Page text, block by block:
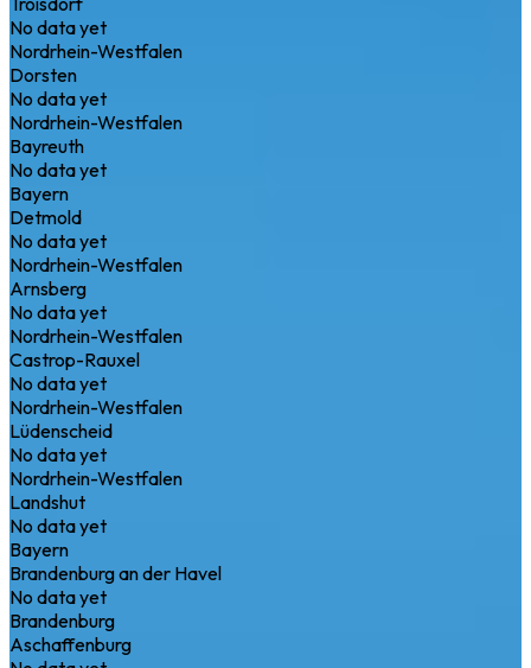
No data yet
Nordrhein-Westfalen
Dorsten
No data yet
Nordrhein-Westfalen
Bayreuth
No data yet
Bayern
Detmold
No data yet
Nordrhein-Westfalen
Arnsberg
No data yet
Nordrhein-Westfalen
Castrop-Rauxel
No data yet
Nordrhein-Westfalen
Lüdenscheid
No data yet
Nordrhein-Westfalen
Landshut
No data yet
Bayern
Brandenburg an der Havel
No data yet
Brandenburg
Aschaffenburg